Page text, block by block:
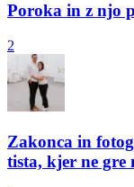
Poroka in z njo
2
Zakonca in
tista, kjer ne gre